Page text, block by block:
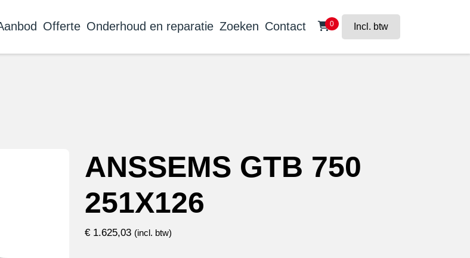
Offerte Onderhoud en reparatie Zoeken Contact 0 Incl. btw
ANSSEMS GTB 750
251X126
€ 1.625,03 (incl. btw)